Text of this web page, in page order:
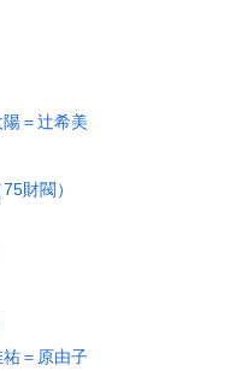
陽＝辻希美
財閥）
祐＝原由子